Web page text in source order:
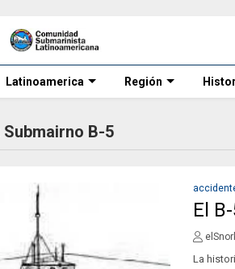
Latinoamerica Región
Submairno B-5
El
La